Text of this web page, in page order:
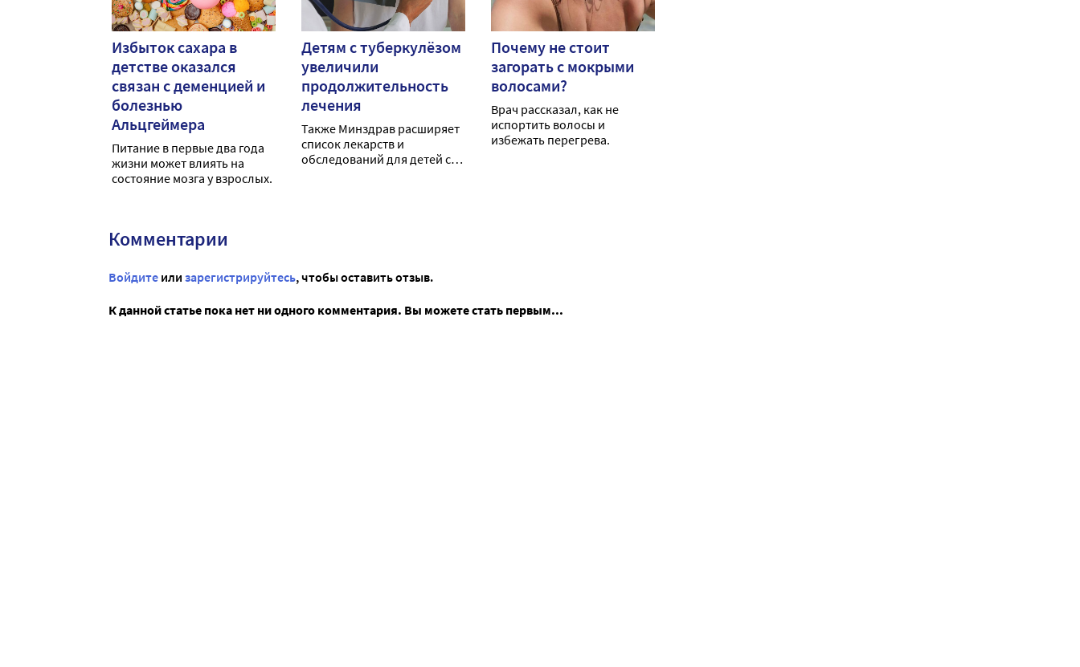
Избыток сахара в
детстве оказался
связан с деменцией и
болезнью
Альцгеймера
Питание в первые два года
жизни может влиять на
состояние мозга у взрослых.
Детям с туберкулёзом
увеличили
продолжительность
лечения
Также Минздрав расширяет
список лекарств и
обследований для детей с
Почему не стоит
загорать с мокрыми
волосами?
Врач рассказал, как не
испортить волосы и
избежать перегрева.
Комментарии
Войдите или зарегистрируйтесь, чтобы оставить отзыв.
К данной статье пока нет ни одного комментария. Вы можете стать первым...